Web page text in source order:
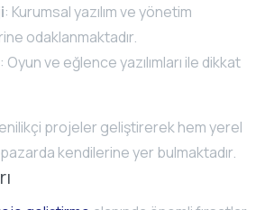
: Kurumsal yazılım ve yönetim
odaklanmaktadır.
: Oyun ve eğlence yazılımları ile dikkat
projeler geliştirerek hem yerel
kendilerine yer bulmaktadır.